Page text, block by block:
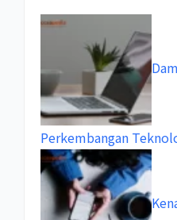
Perkembangan